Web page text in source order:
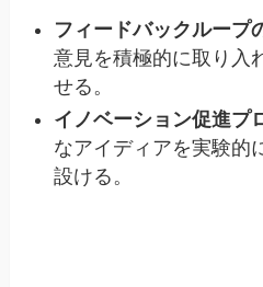
フィードバックループ
意見を積極的に取り入
せる。
イノベーション促進プ
なアイディアを実験的
設ける。